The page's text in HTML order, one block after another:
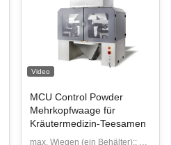
Video
MCU Control Powder
Mehrkopfwaage für
Kräutermedizin-Teesamen
max. Wiegen (ein Behälter):: 5